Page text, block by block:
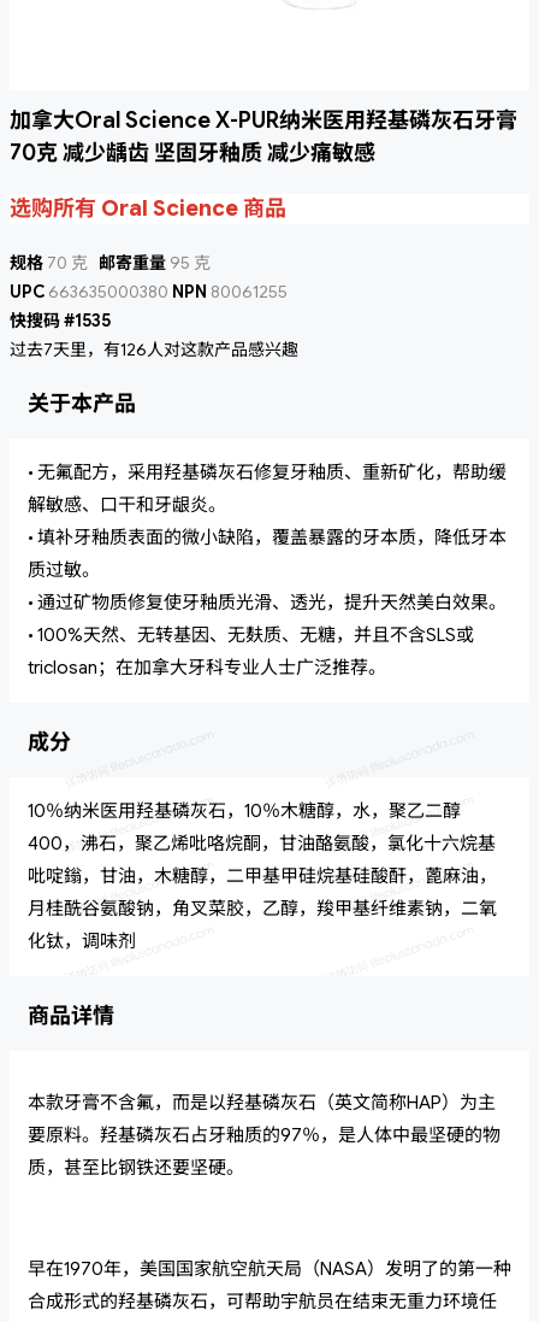
加拿大Oral Science X-PUR纳米医用羟基磷灰石牙膏
70克 减少龋齿 坚固牙釉质 减少痛敏感
选购所有 Oral Science 商品
规格 70 克 邮寄重量 95 克
UPC 663635000380 NPN 80061255
快搜码 #1535
过去7天里，有126人对这款产品感兴趣
关于本产品
• 无氟配方，采用羟基磷灰石修复牙釉质、重新矿化，帮助缓
解敏感、口干和牙龈炎。
• 填补牙釉质表面的微小缺陷，覆盖暴露的牙本质，降低牙本
质过敏。
• 通过矿物质修复使牙釉质光滑、透光，提升天然美白效果。
• 100%天然、无转基因、无麸质、无糖，并且不含SLS或
triclosan；在加拿大牙科专业人士广泛推荐。
成分
10％纳米医用羟基磷灰石，10％木糖醇，水，聚乙二醇
400，沸石，聚乙烯吡咯烷酮，甘油酪氨酸，氯化十六烷基
吡啶鎓，甘油，木糖醇，二甲基甲硅烷基硅酸酐，蓖麻油，
月桂酰谷氨酸钠，角叉菜胶，乙醇，羧甲基纤维素钠，二氧
化钛，调味剂
商品详情
本款牙膏不含氟，而是以羟基磷灰石（英文简称HAP）为主
要原料。羟基磷灰石占牙釉质的97％，是人体中最坚硬的物
质，甚至比钢铁还要坚硬。
早在1970年，美国国家航空航天局（NASA）发明了的第一种
合成形式的羟基磷灰石，可帮助宇航员在结束无重力环境任